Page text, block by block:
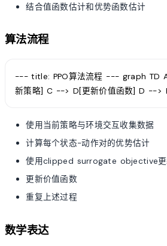
结合值函数估计和优势函数估计
算法流程
--- title: PPO算法流程 --- graph TD
新策略] C --> D[更新价值函数] D -->
使用当前策略与环境交互收集数据
计算每个状态-动作对的优势估计
使用clipped surrogate objective更
更新价值函数
重复上述过程
数学表达